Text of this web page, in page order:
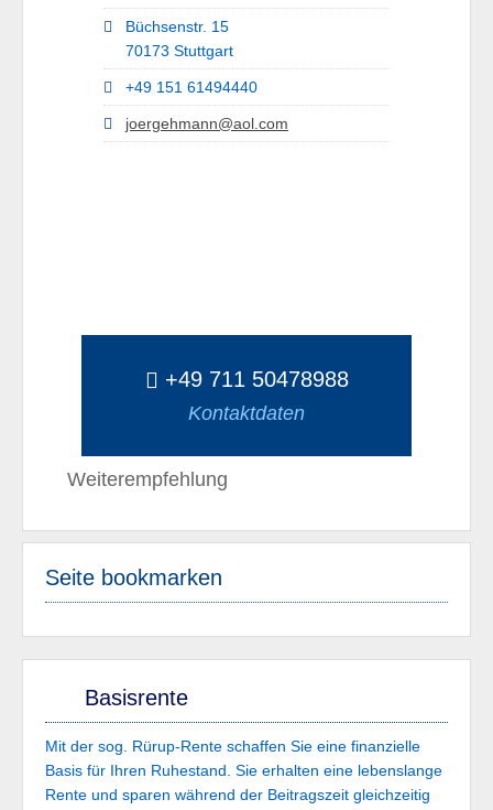
Büchsenstr. 15
70173 Stuttgart
+49 151 61494440
joergehmann@aol.com
+49 711 50478988
Kontaktdaten
Weiterempfehlung
Seite bookmarken
Basisrente
Mit der sog. Rürup-Rente schaffen Sie eine finanzielle
Basis für Ihren Ruhestand. Sie erhalten eine lebenslange
Rente und sparen während der Beitragszeit gleichzeitig